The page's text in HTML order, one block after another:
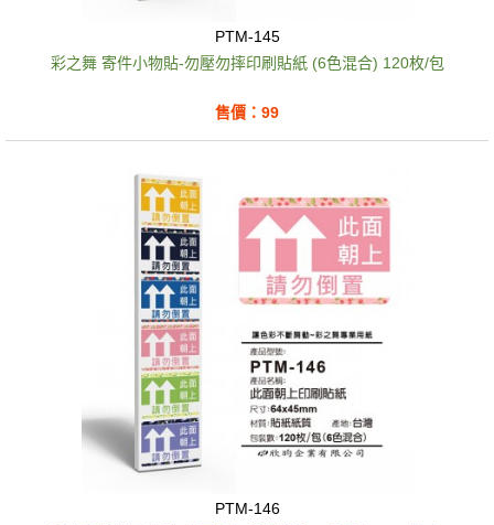
PTM-145
彩之舞 寄件小物貼-勿壓勿摔印刷貼紙 (6色混合) 120枚/包
售價：99
PTM-146